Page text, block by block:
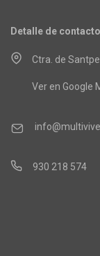
Detalle de contacto
Ctra. de
Ver en Google
930 218 574